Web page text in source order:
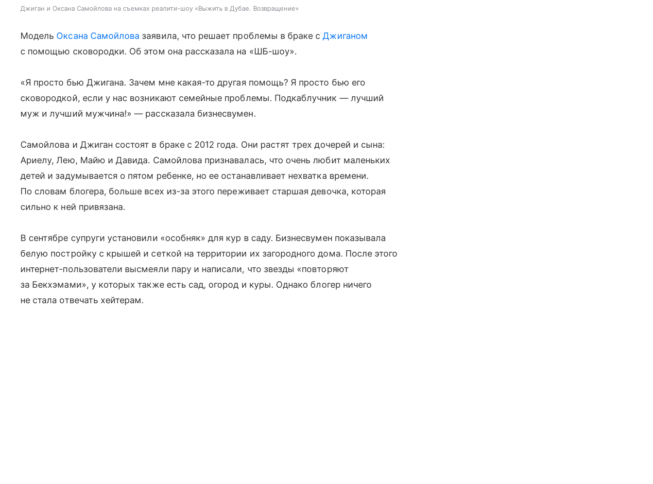
Джиган и Оксана Самойлова на съемках реалити-шоу «Выжить в Дубае. Возвращение»
Модель Оксана Самойлова заявила, что решает проблемы в браке сДжиганом
с помощью сковородки. Об этом она рассказала на «ШБ-шоу».
«Я просто бью Джигана. Зачем мне какая-то другая помощь? Я просто бью его
сковородкой, если у нас возникают семейные проблемы. Подкаблучник — лучший
муж и лучший мужчина!» — рассказала бизнесвумен.
Самойлова и Джиган состоят в браке с 2012 года. Они растят трех дочерей и сына:
Ариелу, Лею, Майю и Давида. Самойлова признавалась, что очень любит маленьких
детей и задумывается о пятом ребенке, но ее останавливает нехватка времени.
По словам блогера, больше всех из-за этого переживает старшая девочка, которая
сильно к ней привязана.
В сентябре супруги установили «особняк» для кур в саду. Бизнесвумен показывала
белую постройку с крышей и сеткой на территории их загородного дома. После этого
интернет-пользователи высмеяли пару и написали, что звезды «повторяют
за Бекхэмами», у которых также есть сад, огород и куры. Однако блогер ничего
не стала отвечать хейтерам.